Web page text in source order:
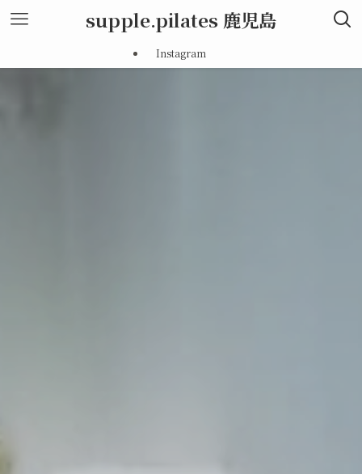
supple.pilates 鹿児島
Instagram